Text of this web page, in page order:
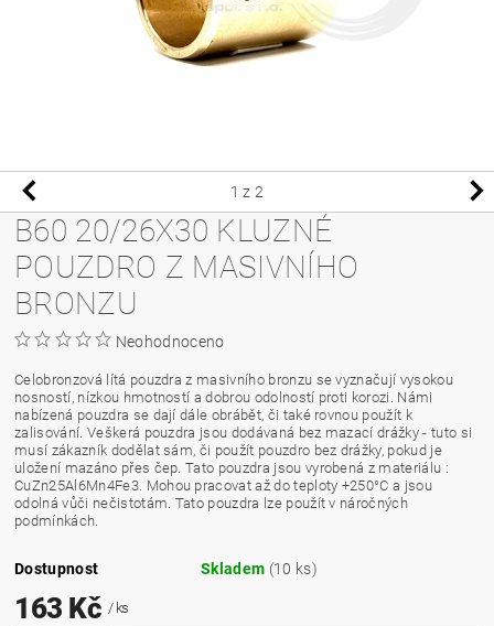
1 z 2
B60 20/26X30 KLUZNÉ
POUZDRO Z MASIVNÍHO
BRONZU
Neohodnoceno
Celobronzová lítá pouzdra z masivního bronzu se vyznačují vysokou
nosností, nízkou hmotností a dobrou odolností proti korozi. Námi
nabízená pouzdra se dají dále obrábět, či také rovnou použít k
zalisování. Veškerá pouzdra jsou dodávaná bez mazací drážky - tuto si
musí zákazník dodělat sám, či použít pouzdro bez drážky, pokud je
uložení mazáno přes čep. Tato pouzdra jsou vyrobená z materiálu :
CuZn25Al6Mn4Fe3. Mohou pracovat až do teploty +250°C a jsou
odolná vůči nečistotám. Tato pouzdra lze použít v náročných
podmínkách.
Dostupnost Skladem (10 ks)
163 Kč / ks